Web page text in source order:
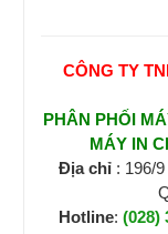
CÔNG TY
PHÂN PHỐI
MÁY IN
Địa chỉ : 196/
Hotline: (028)